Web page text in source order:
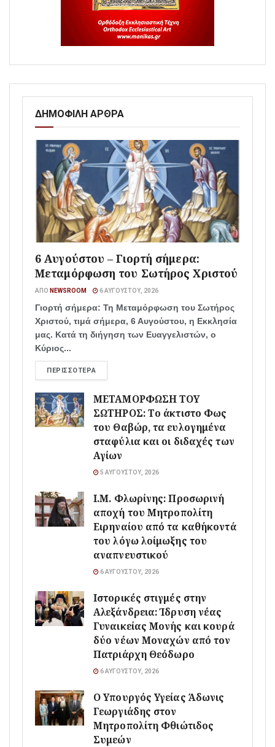
ΔΗΜΟΦΙΛΗ ΑΡΘΡΑ
6 Αυγούστου – Γιορτή σήμερα:
Μεταμόρφωση του Σωτήρος Χριστού
ΑΠΌ NEWSROOM 6 ΑΥΓΟΎΣΤΟΥ, 2026
Γιορτή σήμερα: Τη Μεταμόρφωση του Σωτήρος
Χριστού, τιμά σήμερα, 6 Αυγούστου, η Εκκλησία
μας. Κατά τη διήγηση των Ευαγγελιστών, ο
Κύριος...
ΠΕΡΙΣΣΌΤΕΡΑ
ΜΕΤΑΜΟΡΦΩΣΗ ΤΟΥ
ΣΩΤΗΡΟΣ: Το άκτιστο Φως
του Θαβώρ, τα ευλογημένα
σταφύλια και οι διδαχές των
Αγίων
5 ΑΥΓΟΎΣΤΟΥ, 2026
Ι.Μ. Φλωρίνης: Προσωρινή
αποχή του Μητροπολίτη
Ειρηναίου από τα καθήκοντά
του λόγω λοίμωξης του
αναπνευστικού
6 ΑΥΓΟΎΣΤΟΥ, 2026
Ιστορικές στιγμές στην
Αλεξάνδρεια: Ίδρυση νέας
Γυναικείας Μονής και κουρά
δύο νέων Μοναχών από τον
Πατριάρχη Θεόδωρο
6 ΑΥΓΟΎΣΤΟΥ, 2026
O Υπουργός Υγείας Άδωνις
Γεωργιάδης στον
Μητροπολίτη Φθιώτιδος
Συμεών